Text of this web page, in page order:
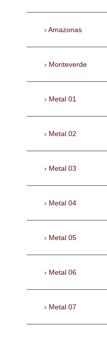
Amazonas
Monteverde
Metal 01
Metal 02
Metal 03
Metal 04
Metal 05
Metal 06
Metal 07